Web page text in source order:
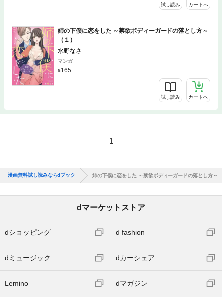
試し読み カートへ
姉の下僕に恋をした ～禁欲ボディーガードの落とし方～
（１）
水野なさ
マンガ
165
試し読み カートへ
1
漫画無料試し読みならdブック 姉の下僕に恋をした ～禁欲ボディーガードの落とし方～
dマーケットストア
dショッピング d fashion
dミュージック dカーシェア
Lemino dマガジン